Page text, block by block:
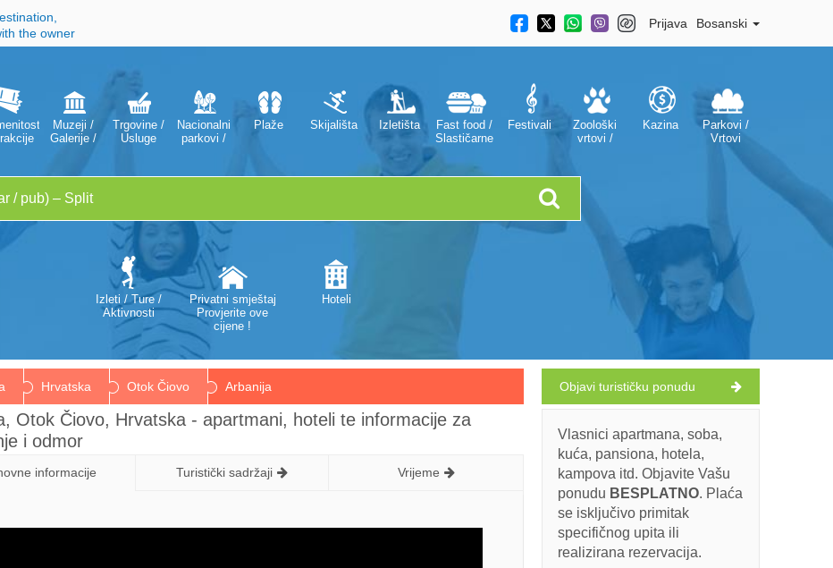
the owner
Prijava Bosanski
Muzeji /
Galerije /
Trgovine /
Usluge
Nacionalni
parkovi /
Plaže Skijališta Izletišta
Fast food /
Slastičarne
Festivali
Zoološki
vrtovi /
Kazina
Parkovi /
Vrtovi
Izleti / Ture /
Aktivnosti
Privatni smještaj
Provjerite ove
cijene !
Hoteli
Hrvatska Otok Čiovo Arbanija
Otok Čiovo, Hrvatska - apartmani, hoteli te informacije za
i odmor
informacije Turistički sadržaji Vrijeme
Objavi turističku ponudu
Vlasnici apartmana, soba,
kuća, pansiona, hotela,
kampova itd. Objavite Vašu
ponudu BESPLATNO. Plaća
se isključivo primitak
specifičnog upita ili
realizirana rezervacija.